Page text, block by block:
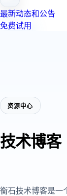
最新动态和公告
免费试用
资源中心
技术博客
衡石技术博客是一